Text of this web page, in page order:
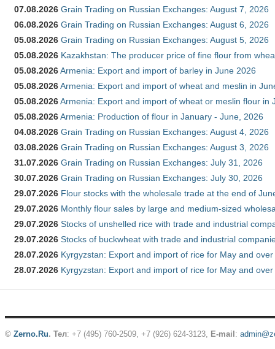
07.08.2026 Grain Trading on Russian Exchanges: August 7, 2026
06.08.2026 Grain Trading on Russian Exchanges: August 6, 2026
05.08.2026 Grain Trading on Russian Exchanges: August 5, 2026
05.08.2026 Kazakhstan: The producer price of fine flour from
05.08.2026Armenia: Export and import of barley in June 2026
05.08.2026Armenia: Export and import of wheat and meslin in
05.08.2026Armenia: Export and import of wheat or meslin flour in
05.08.2026Armenia: Production of flour in January - June, 2026
04.08.2026 Grain Trading on Russian Exchanges: August 4, 2026
03.08.2026 Grain Trading on Russian Exchanges: August 3, 2026
31.07.2026 Grain Trading on Russian Exchanges: July 31, 2026
30.07.2026 Grain Trading on Russian Exchanges: July 30, 2026
29.07.2026 Flour stocks with the wholesale trade at the end of
29.07.2026 Monthly flour sales by large and medium-sized
29.07.2026 Stocks of unshelled rice with trade and industrial
29.07.2026 Stocks of buckwheat with trade and industrial
28.07.2026 Kyrgyzstan: Export and import of rice for May and
28.07.2026 Kyrgyzstan: Export and import of rice for May and
© Zerno.Ru. Тел: +7 (495) 760-2509, +7 (926) 624-3123, E-mail :